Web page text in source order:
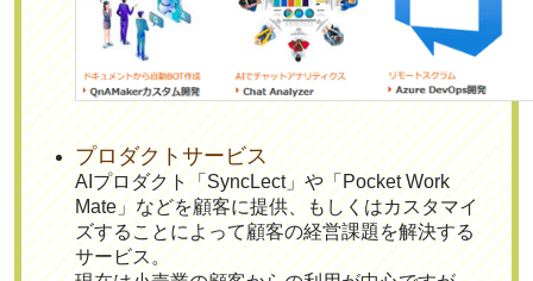
プロダクトサービス
AIプロダクト「SyncLect」や「Pocket Work
Mate」などを顧客に提供、もしくはカスタマイ
ズすることによって顧客の経営課題を解決する
サービス。